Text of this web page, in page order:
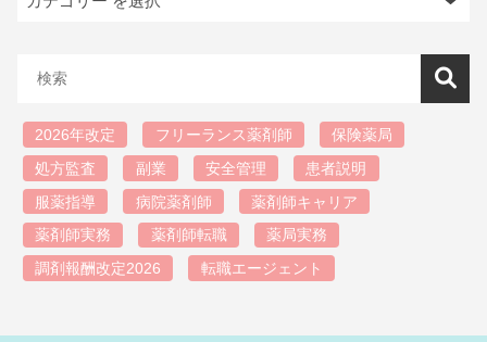
2026年改定 フリーランス薬剤師
保険薬局
処方監査
副業 安全管理
患者説明
服薬指導
病院薬剤師
薬剤師キャリア
薬剤師実務
薬剤師転職
薬局実務
調剤報酬改定2026
転職エージェント